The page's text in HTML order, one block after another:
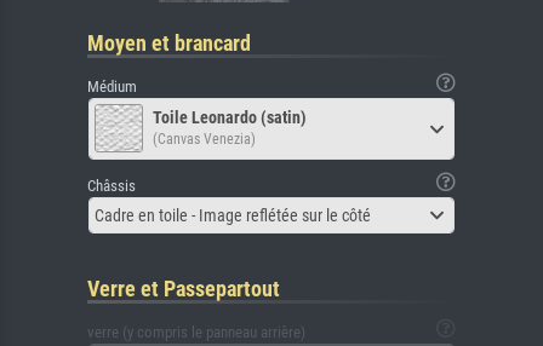
Moyen et brancard
Médium
Toile Leonardo (satin)
(Canvas Venezia)
Châssis
Cadre en toile - Image reflétée sur le côté
Verre et Passepartout
verre (y compris le panneau arrière)